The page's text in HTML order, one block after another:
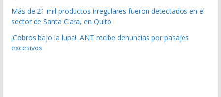
Más de 21 mil productos irregulares fueron detectados en el
sector de Santa Clara, en Quito
¡Cobros bajo la lupa!: ANT recibe denuncias por pasajes
excesivos